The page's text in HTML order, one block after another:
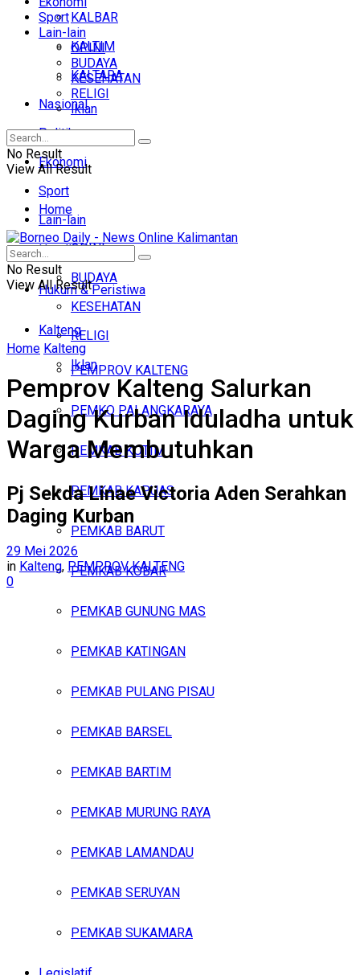
KALBAR
KALTIM
KALTARA
Nasional
Politik
Ekonomi
Sport
Lain-lain
OPINI
BUDAYA
KESEHATAN
RELIGI
Iklan
Jumat, Agustus 7, 2026
Sport
Lain-lain
OPINI
BUDAYA
KESEHATAN
RELIGI
Iklan
No Result
View All Result
Home
Headline
Hukum & Peristiwa
Kalteng
PEMPROV KALTENG
PEMKO PALANGKARAYA
PEMKAB KOTIM
PEMKAB KAPUAS
PEMKAB BARUT
PEMKAB KOBAR
PEMKAB GUNUNG MAS
PEMKAB KATINGAN
PEMKAB PULANG PISAU
PEMKAB BARSEL
PEMKAB BARTIM
PEMKAB MURUNG RAYA
PEMKAB LAMANDAU
PEMKAB SERUYAN
PEMKAB SUKAMARA
No Result
View All Result
Home Kalteng
Pemprov Kalteng Salurkan
Daging Kurban Iduladha untuk
Warga Membutuhkan
Pj Sekda Linae Victoria Aden Serahkan
Daging Kurban
29 Mei 2026
in Kalteng, PEMPROV KALTENG
0